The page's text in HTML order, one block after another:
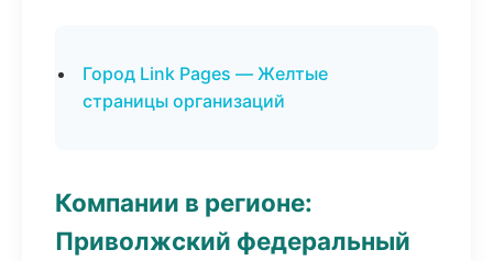
Город Link Pages — Желтые
страницы организаций
Компании в регионе:
Приволжский федеральный